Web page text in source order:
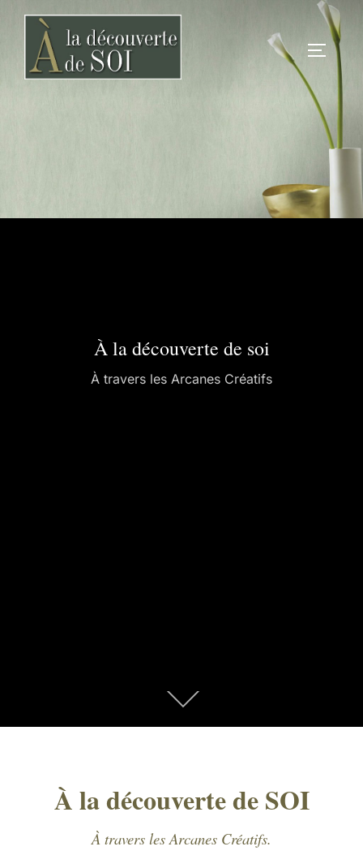
contenu
À la découverte de soi
À travers les Arcanes Créatifs
Descendre
au
À la découverte de SOI
À travers les Arcanes Créatifs.